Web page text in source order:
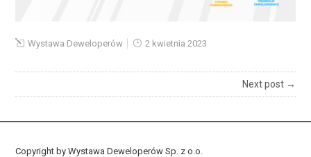
Wystawa Deweloperów 2 kwietnia 2023
Next post →
Copyright by Wystawa Deweloperów Sp. z o.o.